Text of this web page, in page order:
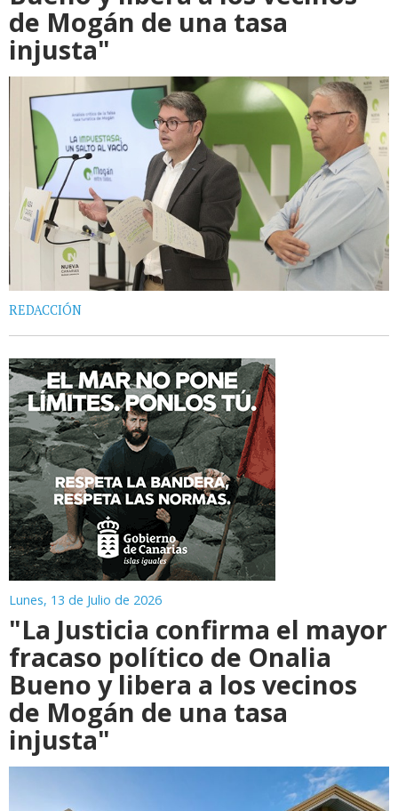
de Mogán de una tasa
injusta"
REDACCIÓN
Lunes, 13 de Julio de 2026
"La Justicia confirma el mayor
fracaso político de Onalia
Bueno y libera a los vecinos
de Mogán de una tasa
injusta"